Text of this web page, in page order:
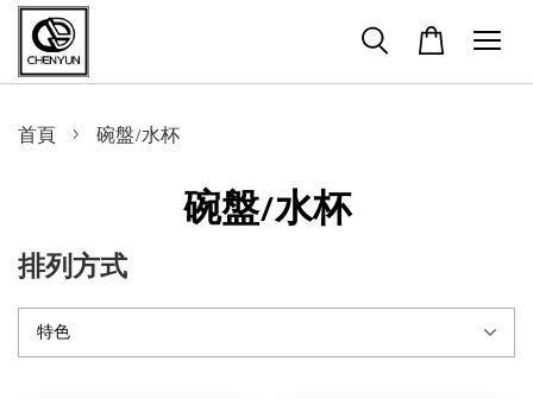
首頁 › 碗盤/水杯
碗盤/水杯
排列方式